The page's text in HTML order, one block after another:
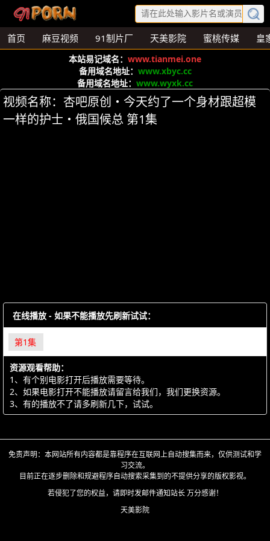
首页 麻豆视频 91制片厂 天美影院 蜜桃传媒 皇
本站易记域名： www.tianmei.one
备用域名地址： www.xbyc.cc
备用域名地址： www.wyxk.cc
视频名称：杏吧原创・今天约了一个身材跟超模
一样的护士・俄国候总 第1集
在线播放 - 如果不能播放先刷新试试：
第1集
资源观看帮助：
1、有个别电影打开后播放需要等待。
2、如果电影打开不能播放请留言给我们，我们更换资源。
3、有的播放不了请多刷新几下，试试。
免责声明：本网站所有内容都是靠程序在互联网上自动搜集而来，仅供测试和学
习交流。
目前正在逐步删除和规避程序自动搜索采集到的不提供分享的版权影视。
若侵犯了您的权益，请即时发邮件通知站长 万分感谢！
天美影院